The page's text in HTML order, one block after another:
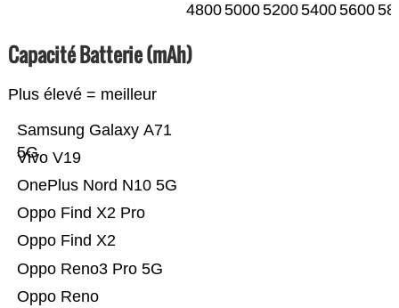
48005000520054005600
Capacité Batterie (mAh)
Plus élevé = meilleur
Oppo Reno
Oppo Reno3 Pro 5G
Oppo Find X2
Oppo Find X2 Pro
OnePlus Nord N10 5G
Vivo V19
Samsung Galaxy A71
5G